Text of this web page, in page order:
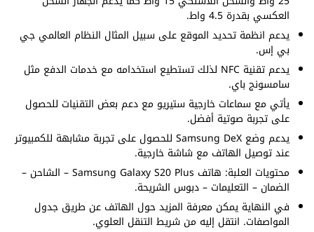
العكسي بقدرة 4.5 واط.
يدعم انظمة تحديد الموقع على سبيل المثال النظام العالمي جي
بي إس.
يدعم تقنية NFC لذلك تستطيع استخدامه مع خدمات الدفع مثل
سامسونج باي.
يأتي مع سماعات خارجية ستيريو مع دعم بعض التقنيات للحصول
على تجربة صوتية أفضل.
يدعم وضع Samsung DeX للحصول على تجربة مشابهة للكمبيوتر
عند توصيل الهاتف مع شاشة خارجية.
محتويات العلبة: هاتف Samsung Galaxy S20 Plus – الشاحن –
الضمان – التعليمات – دبوس الشريحة.
في النهاية يمكن معرفة المزيد حول الهاتف عن طريق جدول
المواصفات. انتقل إليه من شريط التنقل العلوي.